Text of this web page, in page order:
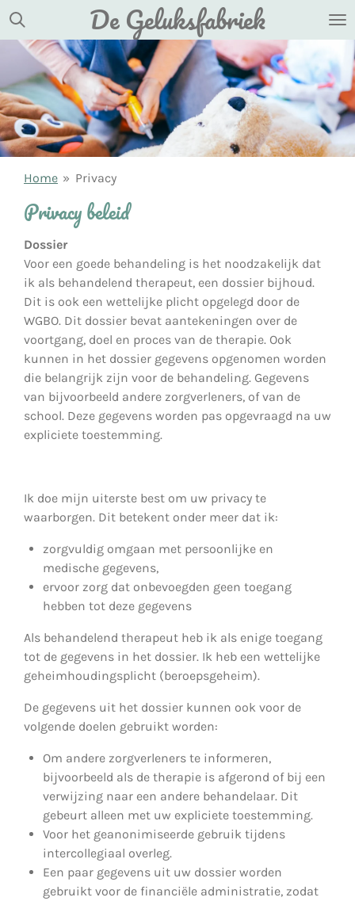
Ga
naar
hoofdinhoud
De Geluksfabriek
Home » Privacy
Privacy beleid
Dossier
Voor een goede behandeling is het noodzakelijk dat
ik als behandelend therapeut, een dossier bijhoud.
Dit is ook een wettelijke plicht opgelegd door de
WGBO. Dit dossier bevat aantekeningen over de
voortgang, doel en proces van de therapie. Ook
kunnen in het dossier gegevens opgenomen worden
die belangrijk zijn voor de behandeling. Gegevens
van bijvoorbeeld andere zorgverleners, of van de
school. Deze gegevens worden pas opgevraagd na uw
expliciete toestemming.
Ik doe mijn uiterste best om uw privacy te
waarborgen. Dit betekent onder meer dat ik:
zorgvuldig omgaan met persoonlijke en
medische gegevens,
ervoor zorg dat onbevoegden geen toegang
hebben tot deze gegevens
Als behandelend therapeut heb ik als enige toegang
tot de gegevens in het dossier. Ik heb een wettelijke
geheimhoudingsplicht (beroepsgeheim).
De gegevens uit het dossier kunnen ook voor de
volgende doelen gebruikt worden:
Om andere zorgverleners te informeren,
bijvoorbeeld als de therapie is afgerond of bij een
verwijzing naar een andere behandelaar. Dit
gebeurt alleen met uw expliciete toestemming.
Voor het geanonimiseerde gebruik tijdens
intercollegiaal overleg.
Een paar gegevens uit uw dossier worden
gebruikt voor de financiële administratie, zodat